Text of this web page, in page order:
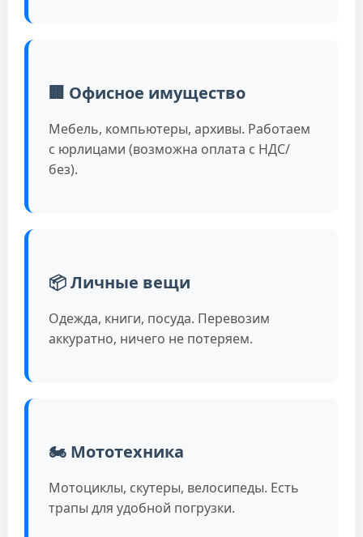
🏢 Офисное имущество
Мебель, компьютеры, архивы. Работаем
с юрлицами (возможна оплата с НДС/
без).
📦 Личные вещи
Одежда, книги, посуда. Перевозим
аккуратно, ничего не потеряем.
🏍️ Мототехника
Мотоциклы, скутеры, велосипеды. Есть
трапы для удобной погрузки.